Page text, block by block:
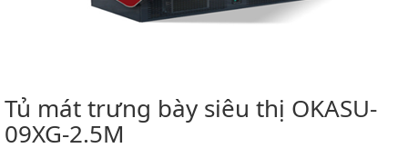
Tủ mát trưng bày siêu thị OKASU-
09XG-2.5M